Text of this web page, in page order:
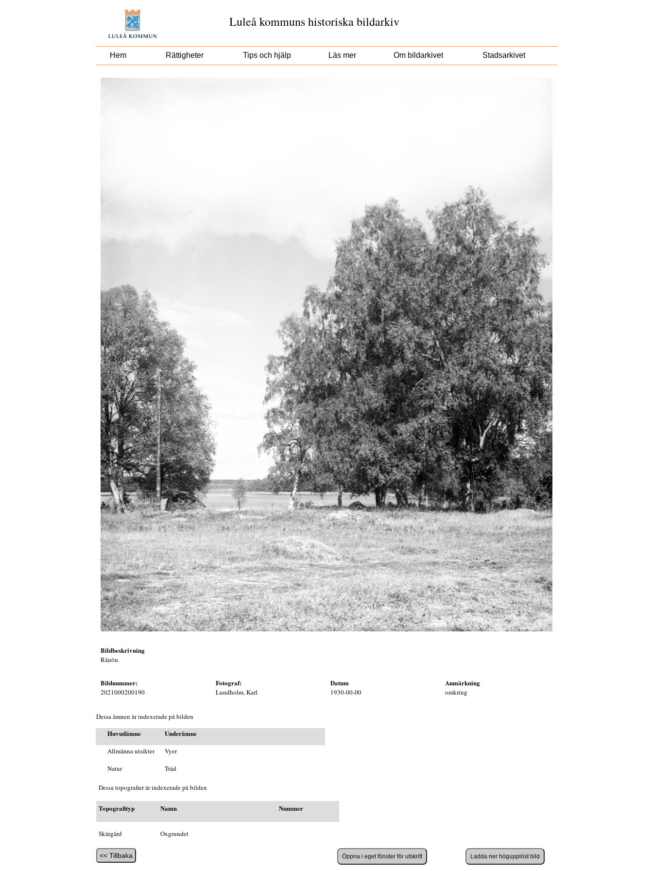
Luleå kommuns historiska bildarkiv
Hem Rättigheter Tips och hjälp Läs mer Om bildarkivet Stadsarkivet
Bildbeskrivning
Rånön.
Bildnummer:
2021000200190
Fotograf:
Lundholm, Karl
Datum
1930-00-00
Anmärkning
omkring
Dessa ämnen är indexerade på bilden
Huvudämne Underämne
Allmänna utsikter
Vyer
Natur
Träd
Dessa topografier är indexerade på bilden
Topografityp Namn Nummer
Skärgård Oxgrundet